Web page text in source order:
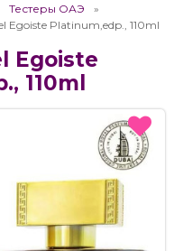
Тестеры ОАЭ
Egoiste Platinum,edp., 110ml
Egoiste
110ml